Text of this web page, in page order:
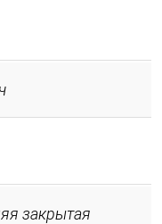
закрытая